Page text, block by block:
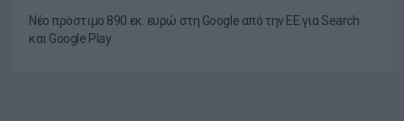
Νέο πρόστιμο 890 εκ. ευρώ στη Google από την ΕΕ για Search
και Google Play